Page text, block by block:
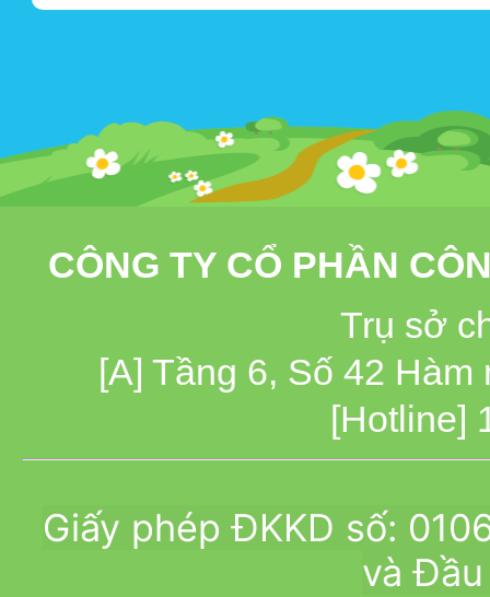
CÔNG TY CỔ PHẦN
Trụ sở
[A] Tầng 6, Số 42
[Hotline]
Giấy phép ĐKKD số:
và